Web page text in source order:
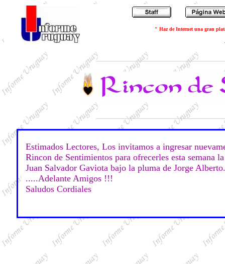
" Haz de Internet una gran
Estimados Lectores, Los invitamos a ingresar
Rincon de Sentimientos para ofrecerles esta semana
Juan Salvador Gaviota bajo la pluma de Jorge
.....Adelante Amigos !!!
Saludos Cordiales